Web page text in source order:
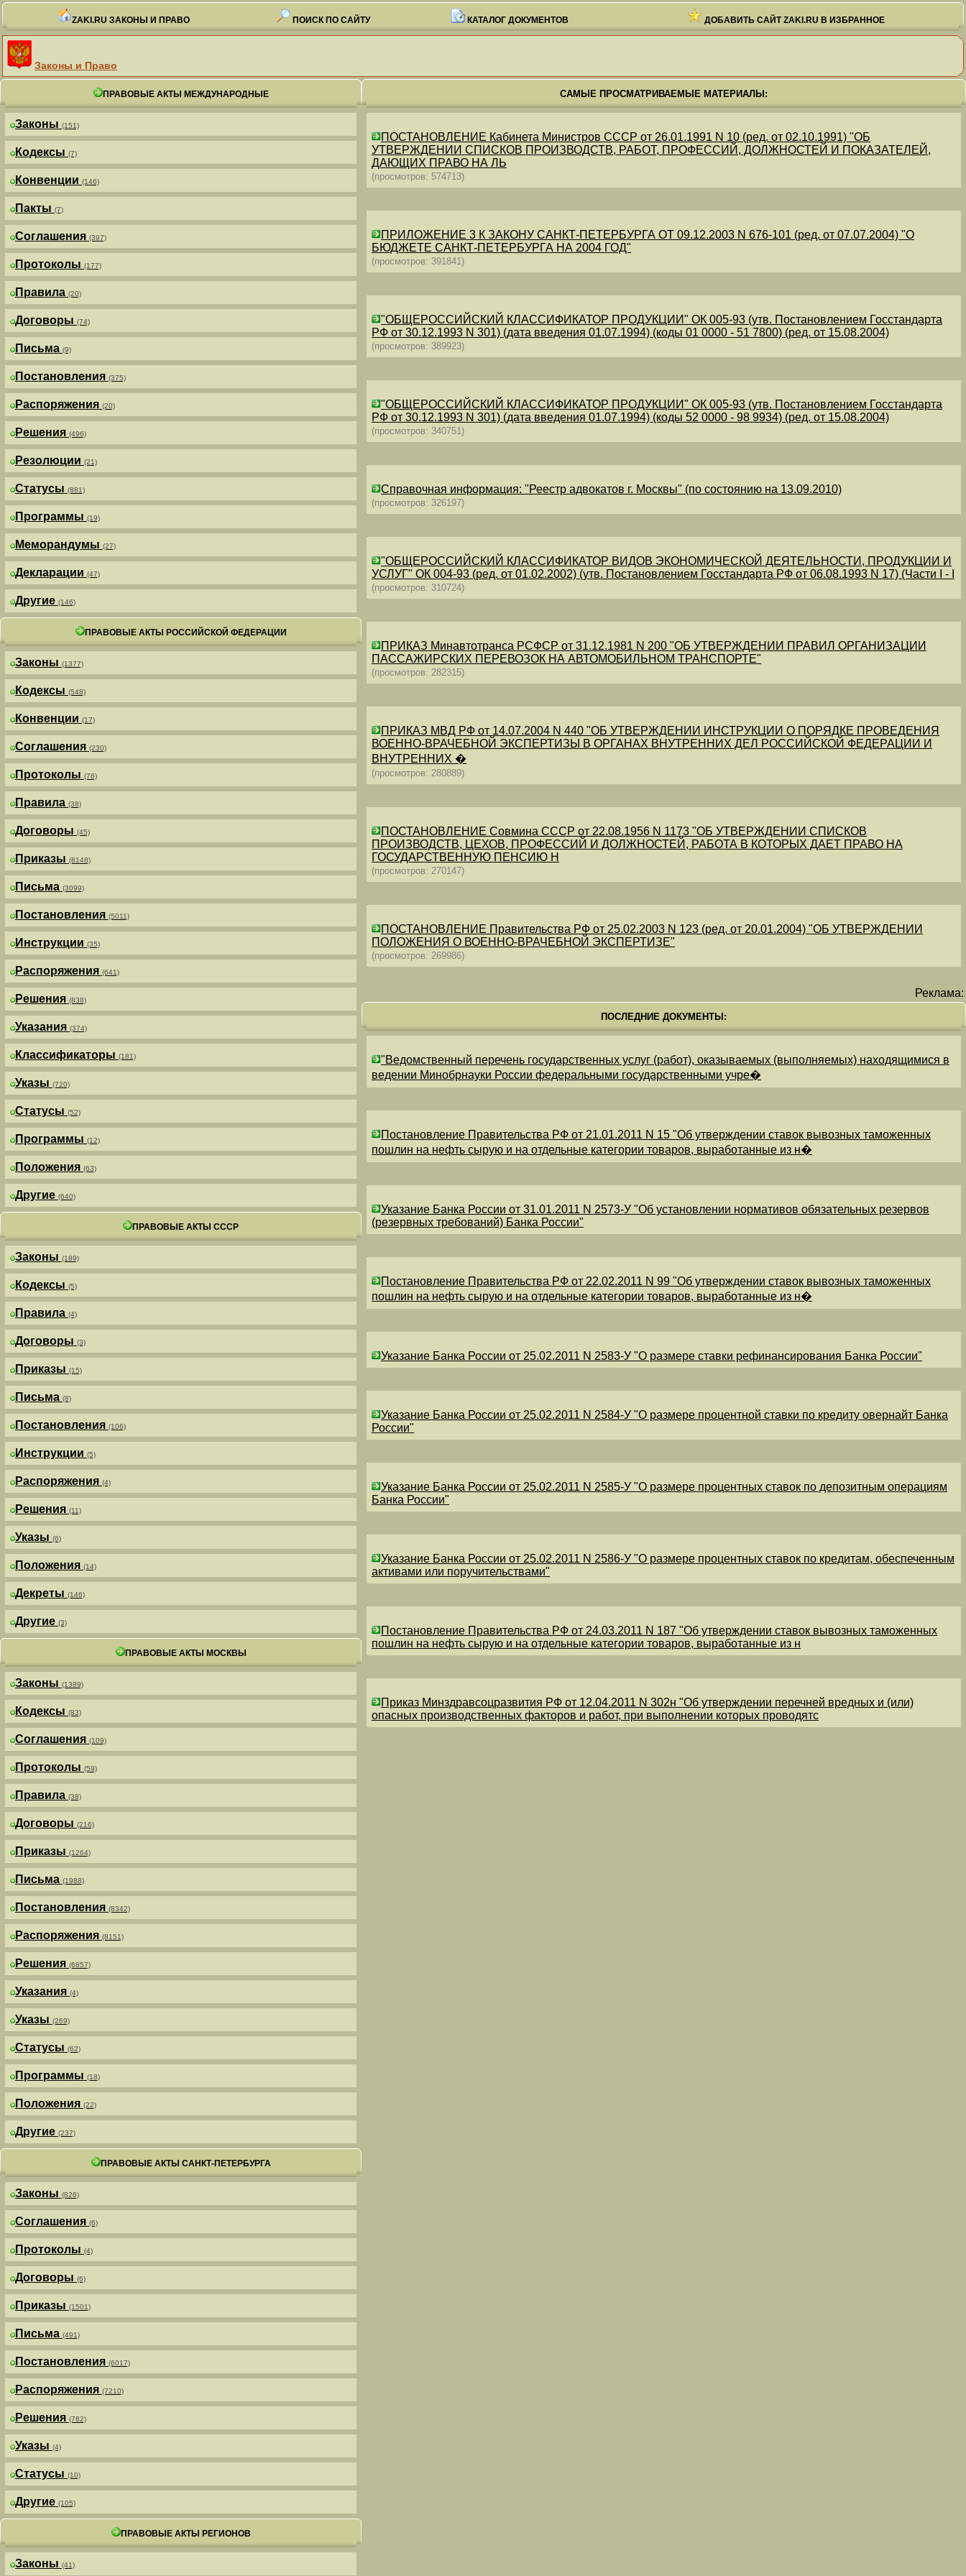
ZAKI.RU ЗАКОНЫ И ПРАВО ПОИСК ПО САЙТУ КАТАЛОГ ДОКУМЕНТОВ ДОБАВИТЬ САЙТ ZAKI.RU В ИЗБРАННОЕ
Законы и Право
ПРАВОВЫЕ АКТЫ МЕЖДУНАРОДНЫЕ
Законы (151)
Кодексы (7)
Конвенции (146)
Пакты (7)
Соглашения (397)
Протоколы (177)
Правила (20)
Договоры (74)
Письма (9)
Постановления (375)
Распоряжения (20)
Решения (496)
Резолюции (21)
Статусы (881)
Программы (19)
Меморандумы (27)
Декларации (47)
Другие (146)
ПРАВОВЫЕ АКТЫ РОССИЙСКОЙ ФЕДЕРАЦИИ
Законы (1377)
Кодексы (548)
Конвенции (17)
Соглашения (230)
Протоколы (76)
Правила (38)
Договоры (45)
Приказы (8148)
Письма (3099)
Постановления (5011)
Инструкции (35)
Распоряжения (641)
Решения (838)
Указания (374)
Классификаторы (181)
Указы (720)
Статусы (52)
Программы (12)
Положения (63)
Другие (640)
ПРАВОВЫЕ АКТЫ СССР
Законы (189)
Кодексы (5)
Правила (4)
Договоры (3)
Приказы (15)
Письма (8)
Постановления (106)
Инструкции (5)
Распоряжения (4)
Решения (11)
Указы (6)
Положения (14)
Декреты (146)
Другие (3)
ПРАВОВЫЕ АКТЫ МОСКВЫ
Законы (1389)
Кодексы (83)
Соглашения (109)
Протоколы (59)
Правила (38)
Договоры (216)
Приказы (1264)
Письма (1988)
Постановления (8342)
Распоряжения (8151)
Решения (6857)
Указания (4)
Указы (269)
Статусы (62)
Программы (18)
Положения (22)
Другие (237)
ПРАВОВЫЕ АКТЫ САНКТ-ПЕТЕРБУРГА
Законы (826)
Соглашения (6)
Протоколы (4)
Договоры (6)
Приказы (1501)
Письма (491)
Постановления (6017)
Распоряжения (7210)
Решения (782)
Указы (4)
Статусы (10)
Другие (105)
ПРАВОВЫЕ АКТЫ РЕГИОНОВ
Законы (41)
САМЫЕ ПРОСМАТРИВАЕМЫЕ МАТЕРИАЛЫ:
ПОСТАНОВЛЕНИЕ Кабинета Министров СССР от 26.01.1991 N 10 (ред. от 02.10.1991) "ОБ
УТВЕРЖДЕНИИ СПИСКОВ ПРОИЗВОДСТВ, РАБОТ, ПРОФЕССИЙ, ДОЛЖНОСТЕЙ И ПОКАЗАТЕЛЕЙ,
ДАЮЩИХ ПРАВО НА ЛЬ
(просмотров: 574713)
ПРИЛОЖЕНИЕ 3 К ЗАКОНУ САНКТ-ПЕТЕРБУРГА ОТ 09.12.2003 N 676-101 (ред. от 07.07.2004) "О
БЮДЖЕТЕ САНКТ-ПЕТЕРБУРГА НА 2004 ГОД"
(просмотров: 391841)
"ОБЩЕРОССИЙСКИЙ КЛАССИФИКАТОР ПРОДУКЦИИ" ОК 005-93 (утв. Постановлением Госстандарта
РФ от 30.12.1993 N 301) (дата введения 01.07.1994) (коды 01 0000 - 51 7800) (ред. от 15.08.2004)
(просмотров: 389923)
"ОБЩЕРОССИЙСКИЙ КЛАССИФИКАТОР ПРОДУКЦИИ" ОК 005-93 (утв. Постановлением Госстандарта
РФ от 30.12.1993 N 301) (дата введения 01.07.1994) (коды 52 0000 - 98 9934) (ред. от 15.08.2004)
(просмотров: 340751)
Справочная информация: "Реестр адвокатов г. Москвы" (по состоянию на 13.09.2010)
(просмотров: 326197)
"ОБЩЕРОССИЙСКИЙ КЛАССИФИКАТОР ВИДОВ ЭКОНОМИЧЕСКОЙ ДЕЯТЕЛЬНОСТИ, ПРОДУКЦИИ И
УСЛУГ" ОК 004-93 (ред. от 01.02.2002) (утв. Постановлением Госстандарта РФ от 06.08.1993 N 17) (Части I - I
(просмотров: 310724)
ПРИКАЗ Минавтотранса РСФСР от 31.12.1981 N 200 "ОБ УТВЕРЖДЕНИИ ПРАВИЛ ОРГАНИЗАЦИИ
ПАССАЖИРСКИХ ПЕРЕВОЗОК НА АВТОМОБИЛЬНОМ ТРАНСПОРТЕ"
(просмотров: 282315)
ПРИКАЗ МВД РФ от 14.07.2004 N 440 "ОБ УТВЕРЖДЕНИИ ИНСТРУКЦИИ О ПОРЯДКЕ ПРОВЕДЕНИЯ
ВОЕННО-ВРАЧЕБНОЙ ЭКСПЕРТИЗЫ В ОРГАНАХ ВНУТРЕННИХ ДЕЛ РОССИЙСКОЙ ФЕДЕРАЦИИ И
ВНУТРЕННИХ �
(просмотров: 280889)
ПОСТАНОВЛЕНИЕ Совмина СССР от 22.08.1956 N 1173 "ОБ УТВЕРЖДЕНИИ СПИСКОВ
ПРОИЗВОДСТВ, ЦЕХОВ, ПРОФЕССИЙ И ДОЛЖНОСТЕЙ, РАБОТА В КОТОРЫХ ДАЕТ ПРАВО НА
ГОСУДАРСТВЕННУЮ ПЕНСИЮ Н
(просмотров: 270147)
ПОСТАНОВЛЕНИЕ Правительства РФ от 25.02.2003 N 123 (ред. от 20.01.2004) "ОБ УТВЕРЖДЕНИИ
ПОЛОЖЕНИЯ О ВОЕННО-ВРАЧЕБНОЙ ЭКСПЕРТИЗЕ"
(просмотров: 269986)
Реклама:
ПОСЛЕДНИЕ ДОКУМЕНТЫ:
"Ведомственный перечень государственных услуг (работ), оказываемых (выполняемых) находящимися в
ведении Минобрнауки России федеральными государственными учре�
Постановление Правительства РФ от 21.01.2011 N 15 "Об утверждении ставок вывозных таможенных
пошлин на нефть сырую и на отдельные категории товаров, выработанные из н�
Указание Банка России от 31.01.2011 N 2573-У "Об установлении нормативов обязательных резервов
(резервных требований) Банка России"
Постановление Правительства РФ от 22.02.2011 N 99 "Об утверждении ставок вывозных таможенных
пошлин на нефть сырую и на отдельные категории товаров, выработанные из н�
Указание Банка России от 25.02.2011 N 2583-У "О размере ставки рефинансирования Банка России"
Указание Банка России от 25.02.2011 N 2584-У "О размере процентной ставки по кредиту овернайт Банка
России"
Указание Банка России от 25.02.2011 N 2585-У "О размере процентных ставок по депозитным операциям
Банка России"
Указание Банка России от 25.02.2011 N 2586-У "О размере процентных ставок по кредитам, обеспеченным
активами или поручительствами"
Постановление Правительства РФ от 24.03.2011 N 187 "Об утверждении ставок вывозных таможенных
пошлин на нефть сырую и на отдельные категории товаров, выработанные из н
Приказ Минздравсоцразвития РФ от 12.04.2011 N 302н "Об утверждении перечней вредных и (или)
опасных производственных факторов и работ, при выполнении которых проводятс